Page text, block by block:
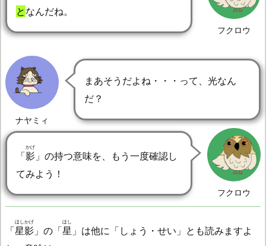
フクロウ
と なんだね。
ナヤミィ
まあそうだよね・・・って、光なん
だ？
フクロウ
「影
かげ
」の持つ意味を、もう一度確認し
てみよう！
「星影
ほしかげ
」の「星
ほし
」は他に「しょう・せい」とも読みますよ